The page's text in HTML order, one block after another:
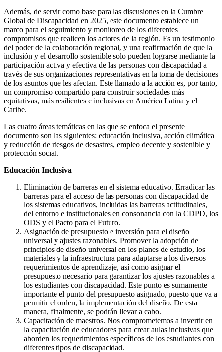
Además, de servir como base para las discusiones en la Cumbre
Global de Discapacidad en 2025, este documento establece un
marco para el seguimiento y monitoreo de los diferentes
compromisos que realicen los actores de la región. Es un testimonio
del poder de la colaboración regional, y una reafirmación de que la
inclusión y el desarrollo sostenible solo pueden lograrse mediante la
participación activa y efectiva de las personas con discapacidad a
través de sus organizaciones representativas en la toma de decisiones
de los asuntos que les afectan. Este llamado a la acción es, por tanto,
un compromiso compartido para construir sociedades más
equitativas, más resilientes e inclusivas en América Latina y el
Caribe.
Las cuatro áreas temáticas en las que se enfoca el presente
documento son las siguientes: educación inclusiva, acción climática
y reducción de riesgos de desastres, empleo decente y sostenible y
protección social.
Educación Inclusiva
Eliminación de barreras en el sistema educativo. Erradicar las
barreras para el acceso de las personas con discapacidad de
los sistemas educativos, incluidas las barreras actitudinales,
del entorno e institucionales en consonancia con la CDPD, los
ODS y el Pacto para el Futuro.
Asignación de presupuesto e inversión para el diseño
universal y ajustes razonables. Promover la adopción de
principios de diseño universal en los planes de estudio, los
materiales y la infraestructura para adaptarse a los diversos
requerimientos de aprendizaje, así como asignar el
presupuesto necesario para garantizar los ajustes razonables a
los estudiantes con discapacidad. Este punto es sumamente
importante el punto del presupuesto asignado, puesto que va a
permitir el orden, la implementación del diseño. De esta
manera, finalmente, se podrán llevar a cabo.
Capacitación de maestros. Nos comprometemos a invertir en
la capacitación de educadores para crear aulas inclusivas que
aborden los requerimientos específicos de los estudiantes con
diferentes tipos de discapacidad.